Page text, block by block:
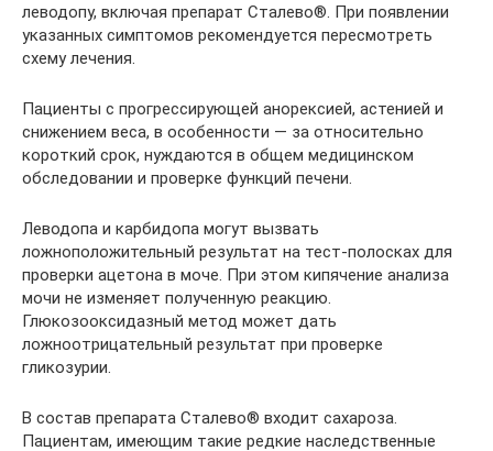
леводопу, включая препарат Сталево®. При появлении
указанных симптомов рекомендуется пересмотреть
схему лечения.
Пациенты с прогрессирующей анорексией, астенией и
снижением веса, в особенности — за относительно
короткий срок, нуждаются в общем медицинском
обследовании и проверке функций печени.
Леводопа и карбидопа могут вызвать
ложноположительный результат на тест-полосках для
проверки ацетона в моче. При этом кипячение анализа
мочи не изменяет полученную реакцию.
Глюкозооксидазный метод может дать
ложноотрицательный результат при проверке
гликозурии.
В состав препарата Сталево® входит сахароза.
Пациентам, имеющим такие редкие наследственные